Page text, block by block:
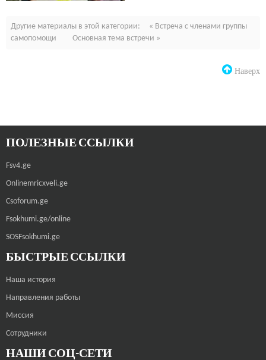
Другие материалы в этой категории:
« Встреча с членами группы
самопомощи
Основная тема встречи »
Наверх
ПОЛЕЗНЫЕ ССЫЛКИ
Fsv4.ge
Onlinemricxveli.ge
Csoforum.ge
Fsokhumi.ge/online
SOSFsokhumi.ge
БЫСТРЫЕ ССЫЛКИ
Наша история
Направления работы
Миссия
Сотрудники
НАШИ СОЦ-СЕТИ